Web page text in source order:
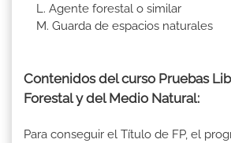
L. Agente forestal o similar
M. Guarda de espacios naturales
Contenidos del curso Pruebas
Forestal y del Medio Natural:
Para conseguir el Título de FP, el